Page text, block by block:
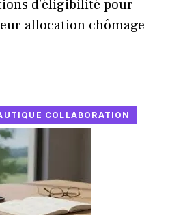
d’éligibilité pour
allocation chômage
COLLABORATION